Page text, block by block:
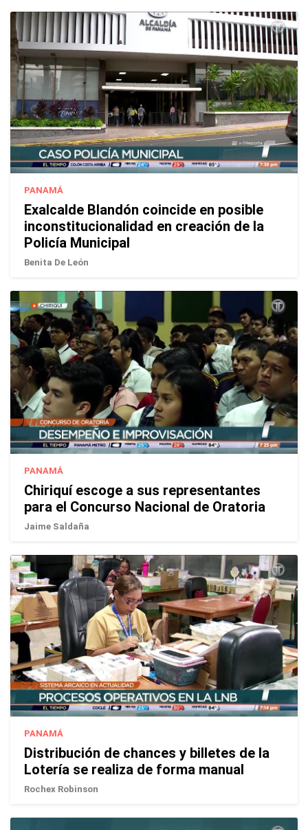
PANAMÁ
Exalcalde Blandón coincide en posible
inconstitucionalidad en creación de la
Policía Municipal
Benita De León
PANAMÁ
Chiriquí escoge a sus representantes
para el Concurso Nacional de Oratoria
Jaime Saldaña
PANAMÁ
Distribución de chances y billetes de la
Lotería se realiza de forma manual
Rochex Robinson